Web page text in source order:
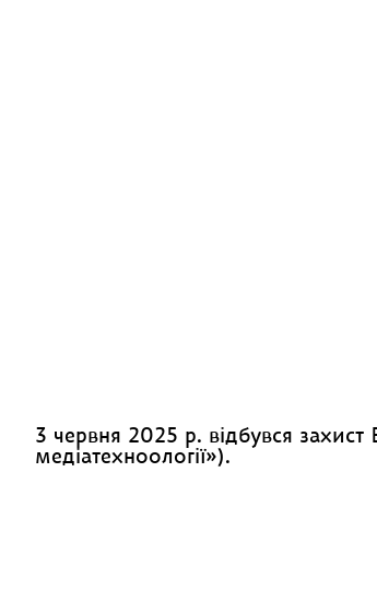
3 червня 2025 р. відбувся захист
медіатехноології»).